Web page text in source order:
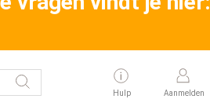
Hulp Aanmelden